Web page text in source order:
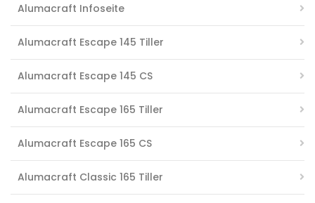
Alumacraft Infoseite
Alumacraft Escape 145 Tiller
Alumacraft Escape 145 CS
Alumacraft Escape 165 Tiller
Alumacraft Escape 165 CS
Alumacraft Classic 165 Tiller